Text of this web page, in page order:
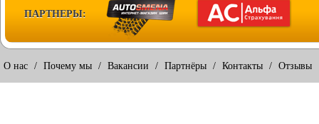
ПАРТНЕРЫ:
О нас / Почему мы / Вакансии / Партнёры / Контакты / Отзывы